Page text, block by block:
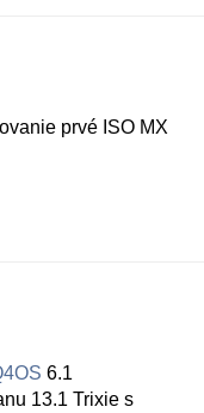
prvé ISO MX
6.1
13.1 Trixie s